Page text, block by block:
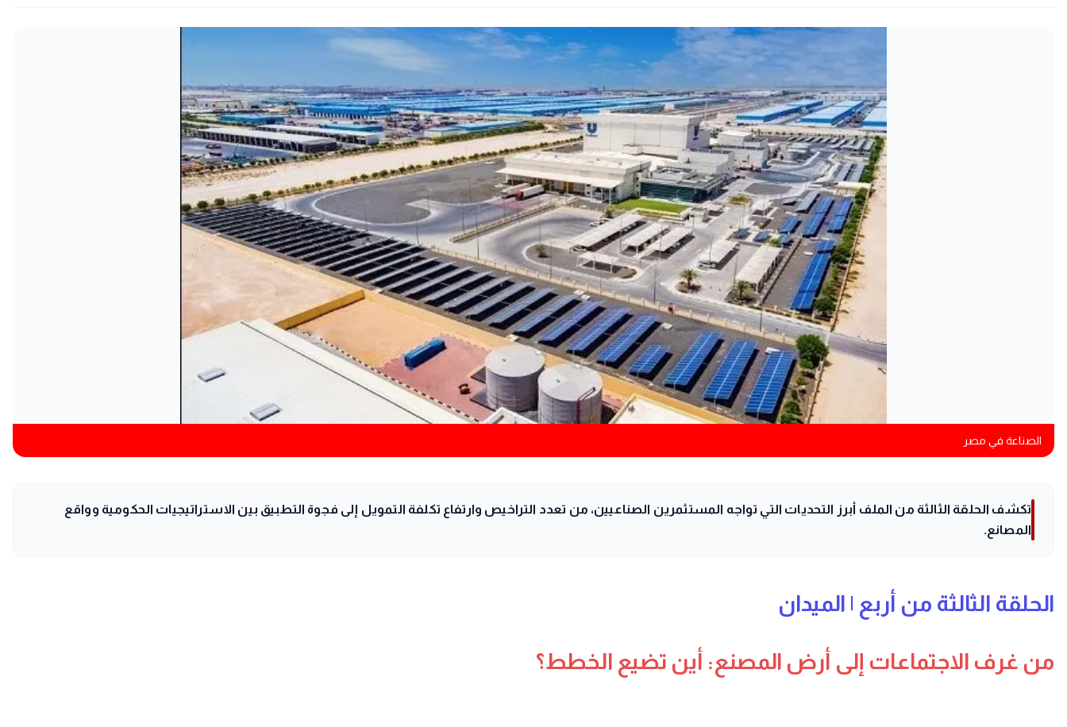
الصناعة في مصر
تكشف الحلقة الثالثة من الملف أبرز التحديات التي تواجه المستثمرين الصناعيين، من تعدد التراخيص وارتفاع تكلفة التمويل إلى فجوة التطبيق بين الاستراتيجيات الحكومية وواقع
المصانع.
الحلقة الثالثة من أربع | الميدان
من غرف الاجتماعات إلى أرض المصنع: أين تضيع الخطط؟